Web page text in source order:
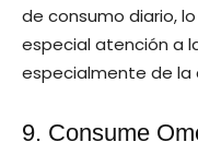
de consumo diario,
especial atención a
especialmente de
9. Consume